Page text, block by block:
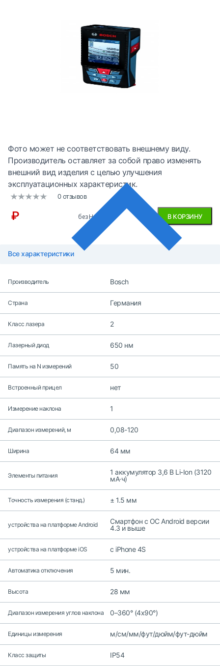
Фото может не соответствовать внешнему виду.
Производитель оставляет за собой право изменять
внешний вид изделия с целью улучшения
эксплуатационных характеристик.
0 отзывов
₽ без НДС В КОРЗИНУ
Все характеристики
Производитель Bosch
Страна Германия
Класс лазера 2
Лазерный диод 650 нм
Память на N измерений 50
Встроенный прицел нет
Измерение наклона 1
Диапазон измерений, м 0,08-120
Ширина 64 мм
Элементы питания
1 аккумулятор 3,6 В Li-Ion (3120
мА·ч)
Точность измерения (станд.) ± 1.5 мм
устройства на платформе Android
Смартфон с ОС Android версии
4.3 и выше
устройства на платформе iOS c iPhone 4S
Автоматика отключения 5 мин.
Высота 28 мм
Диапазон измерения углов наклона 0–360° (4x90°)
Единицы измерения м/см/мм/фут/дюйм/фут-дюйм
Класс защиты IP54